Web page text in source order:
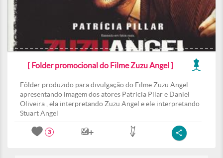
[ Folder promocional do Filme Zuzu Angel ]
Fôlder produzido para divulgação do Filme Zuzu Angel
apresentando imagem dos atores Patricia Pilar e Daniel
Oliveira , ela interpretando Zuzu Angel e ele interpretando
Stuart Angel
3